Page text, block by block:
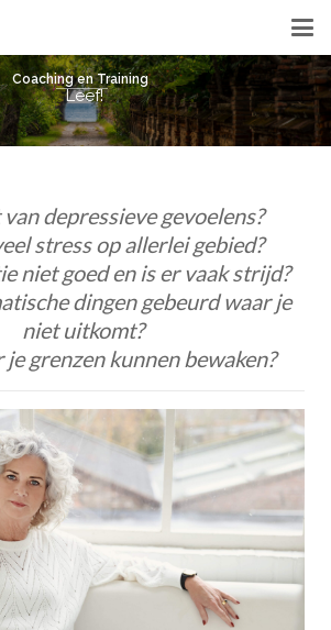
Coaching en Training
Leef!
depressieve gevoelens?
stress op allerlei gebied?
niet goed en is er vaak strijd?
dingen gebeurd waar je
niet uitkomt?
grenzen kunnen bewaken?